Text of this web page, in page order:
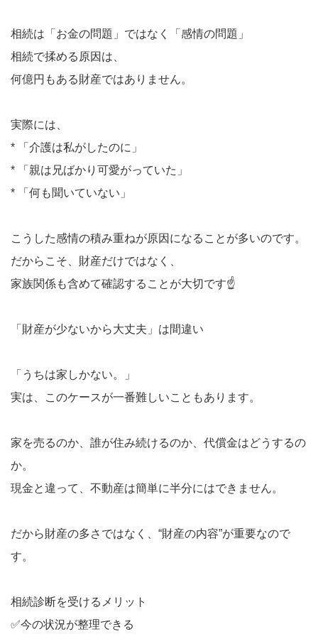
相続は「お金の問題」ではなく「感情の問題」
相続で揉める原因は、
何億円もある財産ではありません。
実際には、
* 「介護は私がしたのに」
* 「親は兄ばかり可愛がっていた」
* 「何も聞いていない」
こうした感情の積み重ねが原因になることが多いのです。
だからこそ、財産だけではなく、
家族関係も含めて確認することが大切です☝️
「財産が少ないから大丈夫」は間違い
「うちは家しかない。」
実は、このケースが一番難しいこともあります。
家を売るのか、誰が住み続けるのか、代償金はどうするの
か。
現金と違って、不動産は簡単に半分にはできません。
だから財産の多さではなく、“財産の内容”が重要なので
す。
相続診断を受けるメリット
✅今の状況が整理できる